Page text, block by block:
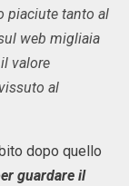
piaciute tanto al
web migliaia
valore
al
dopo quello
guardare il